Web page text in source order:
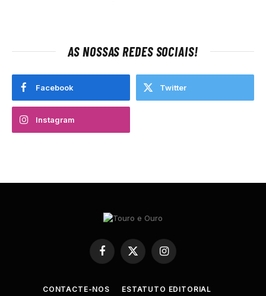
AS NOSSAS REDES SOCIAIS!
Facebook Twitter
Instagram
Facebook
X
(Twitter)
Instagram
CONTACTE-NOS ESTATUTO EDITORIAL